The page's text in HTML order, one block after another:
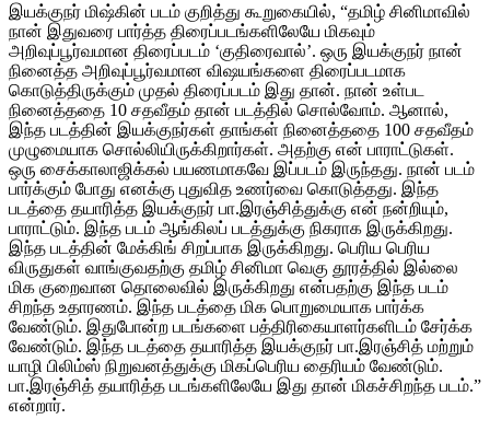
இயக்குநர் மிஷ்கின் படம் குறித்து கூறுகையில், “தமிழ் சினிமாவில்
நான் இதுவரை பார்த்த திரைப்படங்களிலேயே மிகவும்
அறிவுப்பூர்வமான திரைப்படம் ‘குதிரைவால்’. ஒரு இயக்குநர் நான்
நினைத்த அறிவுப்பூர்வமான விஷயங்களை திரைப்படமாக
கொடுத்திருக்கும் முதல் திரைப்படம் இது தான். நான் உள்பட
நினைத்ததை 10 சதவீதம் தான் படத்தில் சொல்வோம். ஆனால்,
இந்த படத்தின் இயக்குநர்கள் தாங்கள் நினைத்ததை 100 சதவீதம்
முழுமையாக சொல்லியிருக்கிறார்கள். அதற்கு என் பாராட்டுகள்.
ஒரு சைக்காலாஜிக்கல் பயணமாகவே இப்படம் இருந்தது. நான் படம்
பார்க்கும் போது எனக்கு புதுவித உணர்வை கொடுத்தது. இந்த
படத்தை தயாரித்த இயக்குநர் பா.இரஞ்சித்துக்கு என் நன்றியும்,
பாராட்டும். இந்த படம் ஆங்கிலப் படத்துக்கு நிகராக இருக்கிறது.
இந்த படத்தின் மேக்கிங் சிறப்பாக இருக்கிறது. பெரிய பெரிய
விருதுகள் வாங்குவதற்கு தமிழ் சினிமா வெகு தூரத்தில் இல்லை
மிக குறைவான தொலைவில் இருக்கிறது என்பதற்கு இந்த படம்
சிறந்த உதாரணம். இந்த படத்தை மிக பொறுமையாக பார்க்க
வேண்டும். இதுபோன்ற படங்களை பத்திரிகையாளர்களிடம் சேர்க்க
வேண்டும். இந்த படத்தை தயாரித்த இயக்குநர் பா.இரஞ்சித் மற்றும்
யாழி பிலிம்ஸ் நிறுவனத்துக்கு மிகப்பெரிய தைரியம் வேண்டும்.
பா.இரஞ்சித் தயாரித்த படங்களிலேயே இது தான் மிகச்சிறந்த படம்.”
என்றார்.